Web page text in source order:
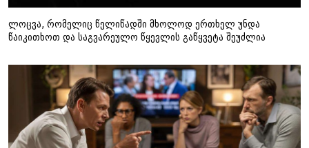
ლოცვა, რომელიც წელიწადში მხოლოდ ერთხელ უნდა
წაიკითხოთ და საგვარეულო წყევლის გაწყვეტა შეუძლია